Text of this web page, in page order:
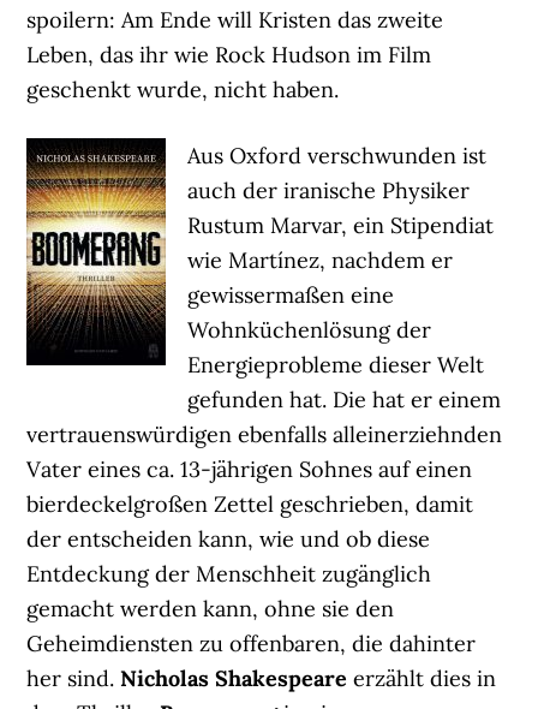
spoilern: Am Ende will Kristen das zweite
Leben, das ihr wie Rock Hudson im Film
geschenkt wurde, nicht haben.
Aus Oxford verschwunden ist
auch der iranische Physiker
Rustum Marvar, ein Stipendiat
wie Martínez, nachdem er
gewissermaßen eine
Wohnküchenlösung der
Energieprobleme dieser Welt
gefunden hat. Die hat er einem
vertrauenswürdigen ebenfalls alleinerziehnden
Vater eines ca. 13-jährigen Sohnes auf einen
bierdeckelgroßen Zettel geschrieben, damit
der entscheiden kann, wie und ob diese
Entdeckung der Menschheit zugänglich
gemacht werden kann, ohne sie den
Geheimdiensten zu offenbaren, die dahinter
her sind.Nicholas Shakespeare erzählt dies in